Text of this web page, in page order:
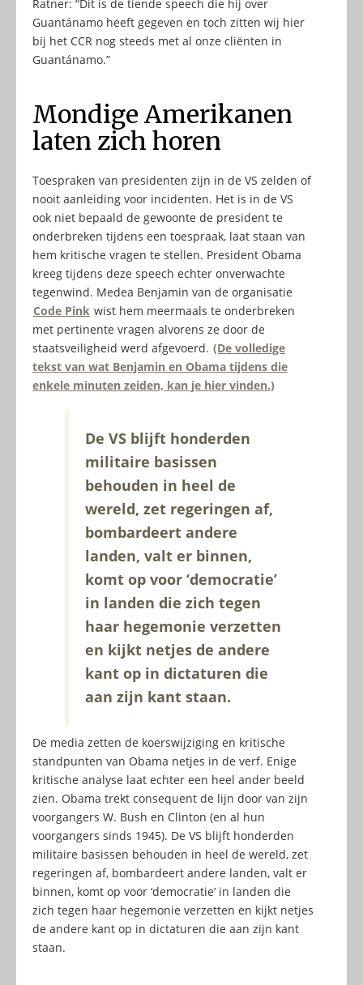
Ratner: “Dit is de tiende speech die hij over
Guantánamo heeft gegeven en toch zitten wij hier
bij het CCR nog steeds met al onze cliënten in
Guantánamo.”
Mondige Amerikanen
laten zich horen
Toespraken van presidenten zijn in de VS zelden of
nooit aanleiding voor incidenten. Het is in de VS
ook niet bepaald de gewoonte de president te
onderbreken tijdens een toespraak, laat staan van
hem kritische vragen te stellen. President Obama
kreeg tijdens deze speech echter onverwachte
tegenwind. Medea Benjamin van de organisatie
Code Pink wist hem meermaals te onderbreken
met pertinente vragen alvorens ze door de
staatsveiligheid werd afgevoerd. (De volledige
tekst van wat Benjamin en Obama tijdens die
enkele minuten zeiden, kan je hier vinden.)
De VS blijft honderden
militaire basissen
behouden in heel de
wereld, zet regeringen af,
bombardeert andere
landen, valt er binnen,
komt op voor ‘democratie’
in landen die zich tegen
haar hegemonie verzetten
en kijkt netjes de andere
kant op in dictaturen die
aan zijn kant staan.
De media zetten de koerswijziging en kritische
standpunten van Obama netjes in de verf. Enige
kritische analyse laat echter een heel ander beeld
zien. Obama trekt consequent de lijn door van zijn
voorgangers W. Bush en Clinton (en al hun
voorgangers sinds 1945). De VS blijft honderden
militaire basissen behouden in heel de wereld, zet
regeringen af, bombardeert andere landen, valt er
binnen, komt op voor ‘democratie’ in landen die
zich tegen haar hegemonie verzetten en kijkt netjes
de andere kant op in dictaturen die aan zijn kant
staan.